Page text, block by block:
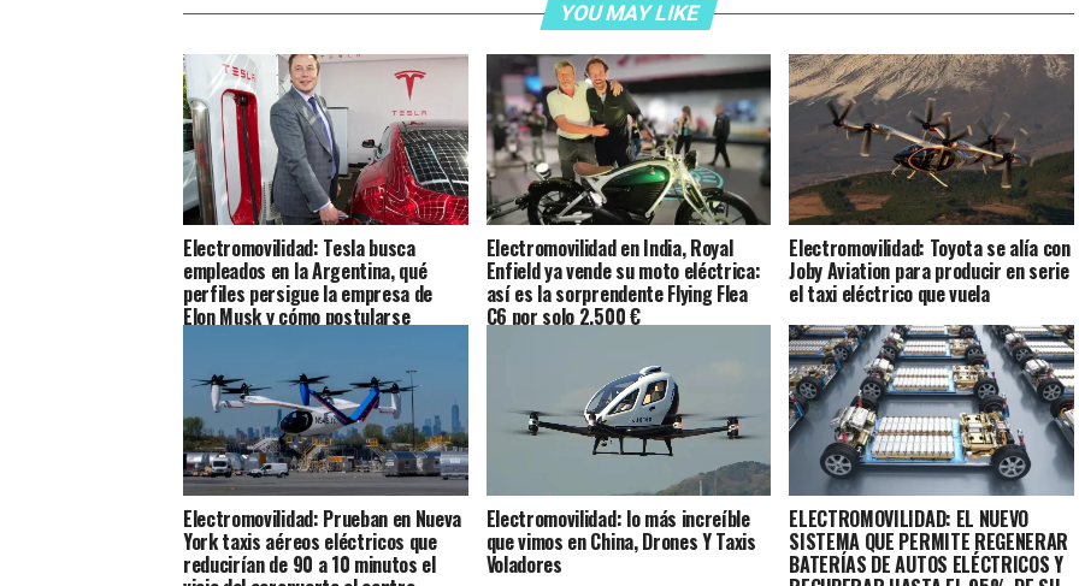
YOU MAY LIKE
Electromovilidad: Tesla busca
empleados en la Argentina, qué
perfiles persigue la empresa de
Elon Musk y cómo postularse
Electromovilidad en India, Royal
Enfield ya vende su moto eléctrica:
así es la sorprendente Flying Flea
C6 por solo 2.500 €
Electromovilidad: Toyota se alía con
Joby Aviation para producir en serie
el taxi eléctrico que vuela
Electromovilidad: Prueban en Nueva
York taxis aéreos eléctricos que
reducirían de 90 a 10 minutos el
Electromovilidad: lo más increíble
que vimos en China, Drones Y Taxis
Voladores
ELECTROMOVILIDAD: EL NUEVO
SISTEMA QUE PERMITE REGENERAR
BATERÍAS DE AUTOS ELÉCTRICOS Y